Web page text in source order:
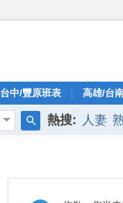
台中/豐原班表 高雄/台
熱搜: 人妻